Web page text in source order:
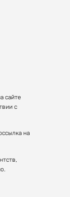
мире
сайте
с
на